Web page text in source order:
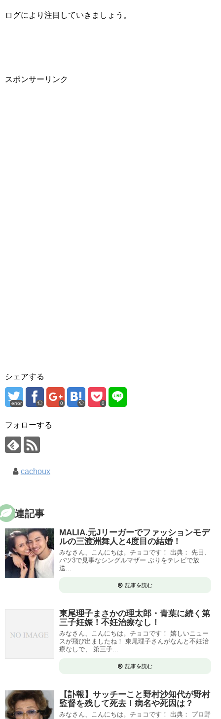
ログにより注目していきましょう。
スポンサーリンク
シェアする
error 0 0
フォローする
cachoux
関連記事
MALIA.元Jリーガーでファッションモデ
ルの三渡洲舞人と4度目の結婚！
みなさん、こんにちは。チョコです！ 出典： 先日、
バツ3で見事なシングルマザー ぶりをテレビで放
送...
記事を読む
東尾理子まさかの理太郎・青葉に続く第
三子妊娠！不妊治療なし！
みなさん、こんにちは。チョコです！ 嬉しいニュー
スが飛び出ましたね！ 東尾理子さんがなんと不妊治
療なしで、 第三子...
記事を読む
【訃報】サッチーこと野村沙知代が野村
監督を残して死去！病名や死因は？
みなさん、こんにちは。チョコです！ 出典： プロ野